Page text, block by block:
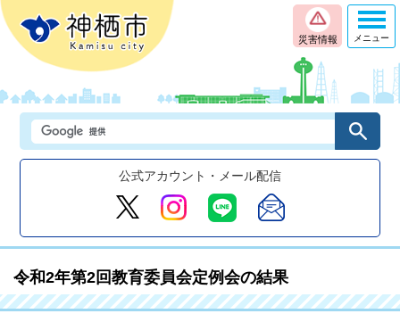
災害情報
公式アカウント・メール配信
メニュー
令和2年第2回教育委員会定例会の結果